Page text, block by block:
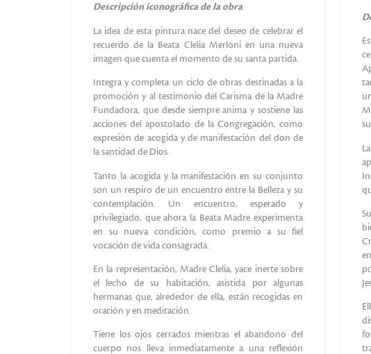
Descripción iconográfica de la obra
La idea de esta pintura nace del deseo de celebrar el
recuerdo de la Beata Clelia Merloni en una nueva
imagen que cuenta el momento de su santa partida.
Integra y completa un ciclo de obras destinadas a la
promoción y al testimonio del Carisma de la Madre
Fundadora, que desde siempre anima y sostiene las
acciones del apostolado de la Congregación, como
expresión de acogida y de manifestación del don de
la santidad de Dios.
Tanto la acogida y la manifestación en su conjunto
son un respiro de un encuentro entre la Belleza y su
contemplación. Un encuentro, esperado y
privilegiado, que ahora la Beata Madre experimenta
en su nueva condición, como premio a su fiel
vocación de vida consagrada.
En la representación, Madre Clelia, yace inerte sobre
el lecho de su habitación, asistida por algunas
hermanas que, alrededor de ella, están recogidas en
oración y en meditación.
Tiene los ojos cerrados mientras el abandono del
cuerpo nos lleva inmediatamente a una reflexión